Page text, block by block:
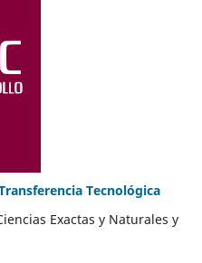
Tecnológica
Exactas y Naturales y